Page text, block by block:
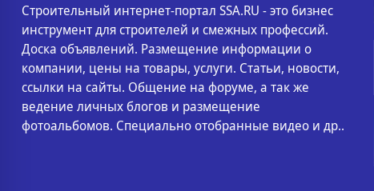
Строительный интернет-портал SSA.RU - это бизнес
инструмент для строителей и смежных профессий.
Доска объявлений. Размещение информации о
компании, цены на товары, услуги. Статьи, новости,
ссылки на сайты. Общение на форуме, а так же
ведение личных блогов и размещение
фотоальбомов. Специально отобранные видео и др..